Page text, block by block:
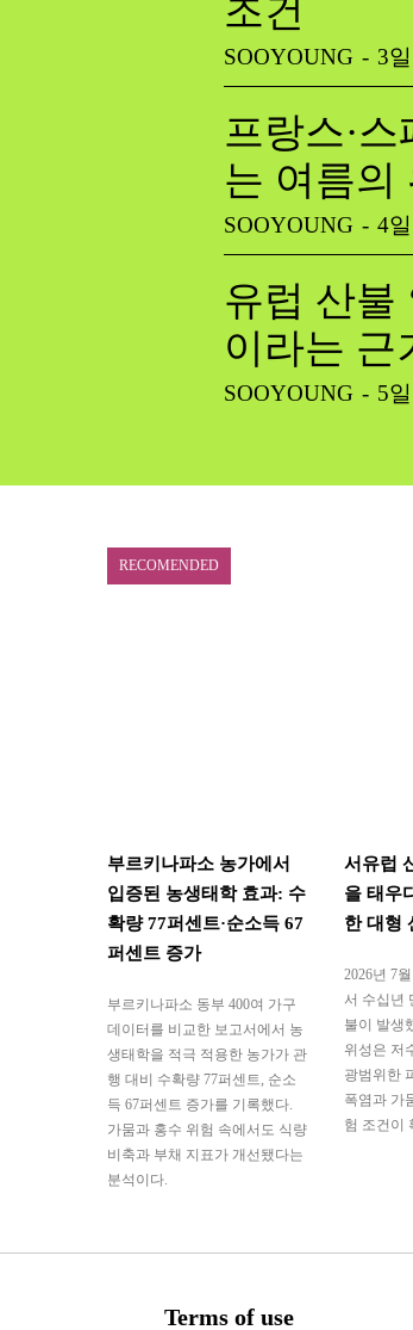
조건
SOOYOUNG - 3
프랑스·
는 여름의
SOOYOUNG - 4
유럽 산불
이라는 근
SOOYOUNG - 5
RECOMENDED
부르키나파소 농가에서
입증된 농생태학 효과: 수
확량 77퍼센트·순소득 67
퍼센트 증가
부르키나파소 동부 400여 가구
데이터를 비교한 보고서에서 농
생태학을 적극 적용한 농가가 관
행 대비 수확량 77퍼센트, 순소
득 67퍼센트 증가를 기록했다.
가뭄과 홍수 위험 속에서도 식량
비축과 부채 지표가 개선됐다는
분석이다.
서유럽
을 태우
한 대형
2026년 7
서 수십년
불이 발생
위성은 저
광범위한
폭염과 가
험 조건이
Terms of use